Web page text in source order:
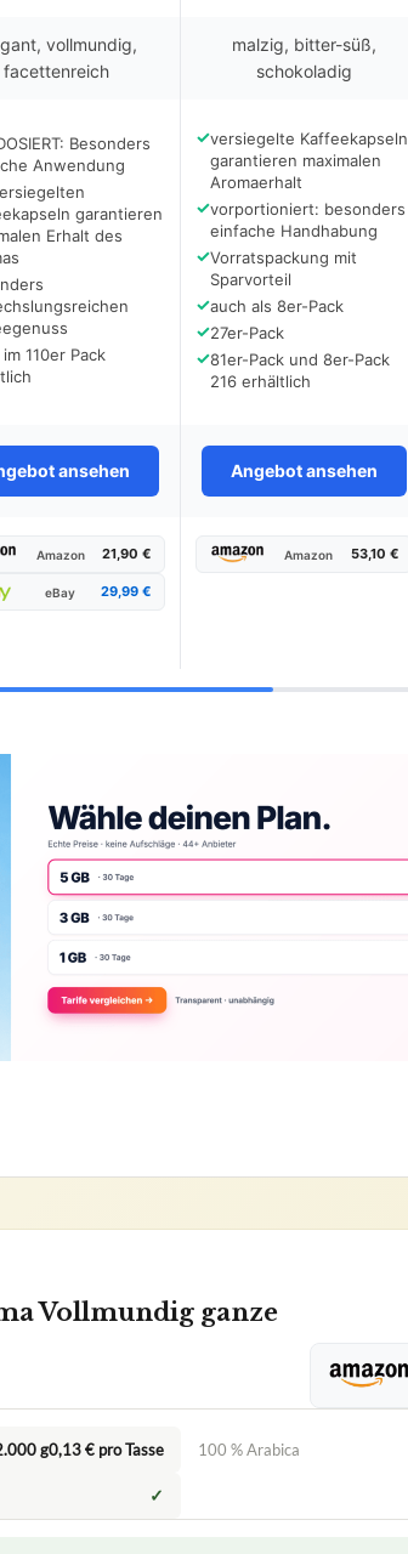
vollmundig,
facettenreich
malzig, bitter-süß,
schokoladig
Besonders
Anwendung
garantieren
Erhalt des
110er Pack
✓versiegelte Kaffeekapseln
garantieren maximalen
Aromaerhalt
✓vorportioniert: besonders
einfache Handhabung
✓Vorratspackung mit
Sparvorteil
✓auch als 8er-Pack
✓27er-Pack
✓81er-Pack und 8er-Pack
216 erhältlich
ansehen Angebot ansehen
Amazon 21,90 €
eBay 29,99 €
Amazon 53,10 €
Vollmundig ganze
g0,13 € pro Tasse 100 % Arabica
✓